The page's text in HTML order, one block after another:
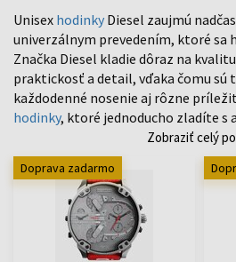
Unisex hodinky Diesel zaujmú
univerzálnym prevedením, ktoré sa
Značka Diesel kladie dôraz na
praktickosť a detail, vďaka čomu sú
každodenné nosenie aj rôzne
hodinky, ktoré jednoducho zladíte s
Zobraziť celý
Doprava zadarmo